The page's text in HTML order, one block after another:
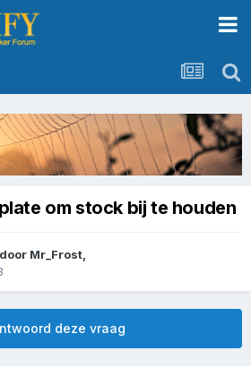
om stock bij te houden
Mr_Frost
deze vraag